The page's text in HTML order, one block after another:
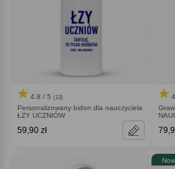
4.8 / 5 (13)
Personalizowany bidon dla nauczyciela
ŁZY UCZNIÓW
59,90 zł